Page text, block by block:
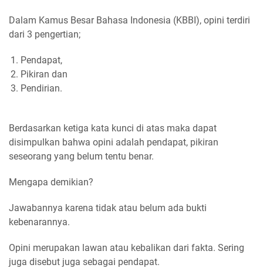
Dalam Kamus Besar Bahasa Indonesia (KBBI), opini terdiri
dari 3 pengertian;
Pendapat,
Pikiran dan
Pendirian.
Berdasarkan ketiga kata kunci di atas maka dapat
disimpulkan bahwa opini adalah pendapat, pikiran
seseorang yang belum tentu benar.
Mengapa demikian?
Jawabannya karena tidak atau belum ada bukti
kebenarannya.
Opini merupakan lawan atau kebalikan dari fakta. Sering
juga disebut juga sebagai pendapat.